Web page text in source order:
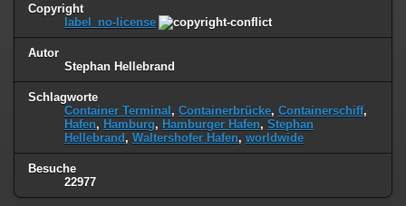
Copyright
label_no-license
Autor
Stephan Hellebrand
Schlagworte
Container Terminal , Containerbrücke, Containerschiff,
Hafen, Hamburg, Hamburger Hafen, Stephan
Hellebrand , Waltershofer Hafen, worldwide
Besuche
22977